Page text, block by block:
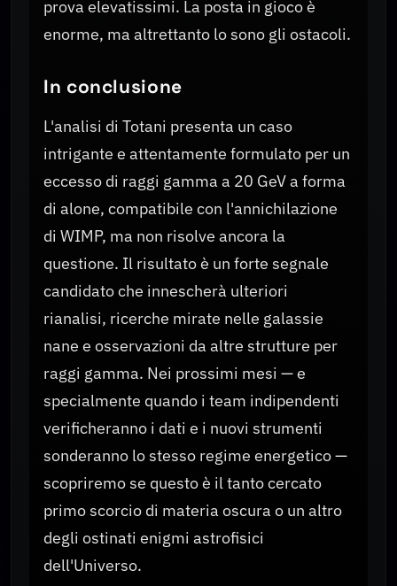
prova elevatissimi. La posta in gioco è
enorme, ma altrettanto lo sono gli ostacoli.
In conclusione
L'analisi di Totani presenta un caso
intrigante e attentamente formulato per un
eccesso di raggi gamma a 20 GeV a forma
di alone, compatibile con l'annichilazione
di WIMP, ma non risolve ancora la
questione. Il risultato è un forte segnale
candidato che innescherà ulteriori
rianalisi, ricerche mirate nelle galassie
nane e osservazioni da altre strutture per
raggi gamma. Nei prossimi mesi — e
specialmente quando i team indipendenti
verificheranno i dati e i nuovi strumenti
sonderanno lo stesso regime energetico —
scopriremo se questo è il tanto cercato
primo scorcio di materia oscura o un altro
degli ostinati enigmi astrofisici
dell'Universo.